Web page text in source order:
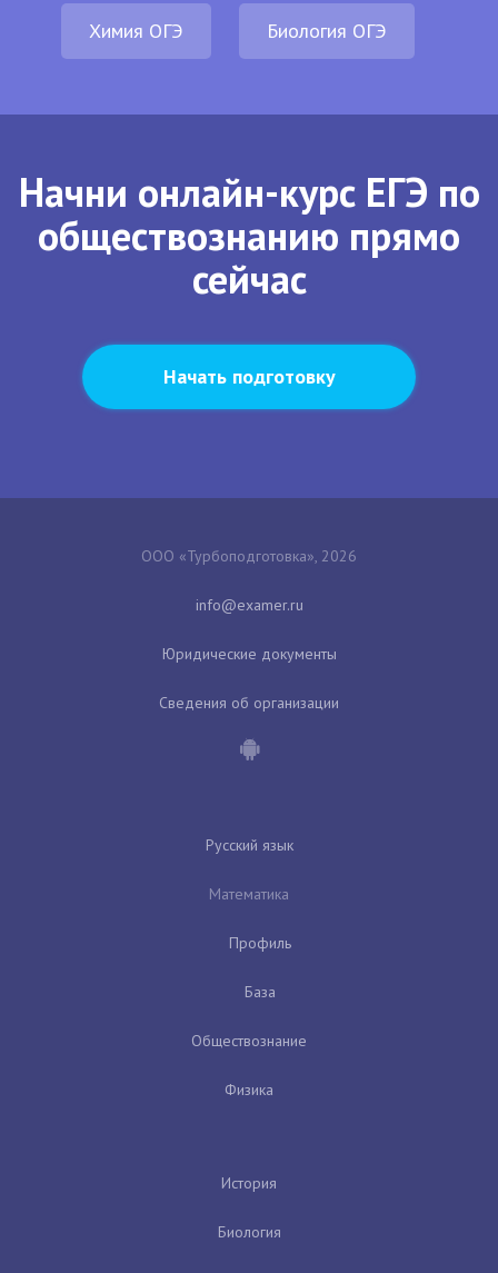
Химия ОГЭ Биология ОГЭ
Начни онлайн-курс ЕГЭ по
обществознанию прямо
сейчас
Начать подготовку
ООО «Турбоподготовка», 2026
Юридические документы
Сведения об организации
Русский язык
Математика
Профиль
База
Обществознание
Физика
История
Биология